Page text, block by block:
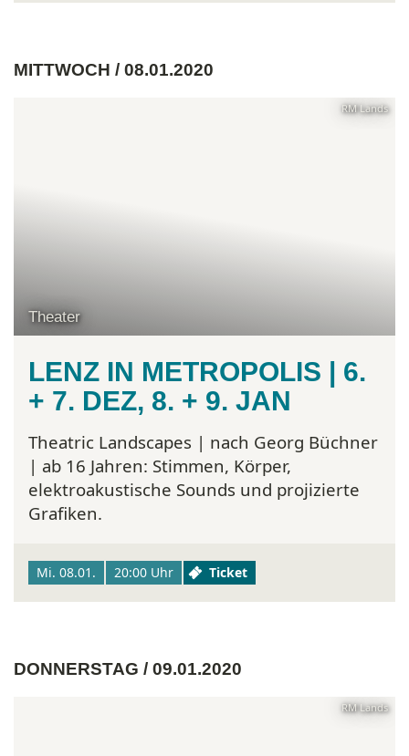
MITTWOCH / 08.01.2020
RM Lands
Theater
LENZ IN METROPOLIS | 6.
+ 7. DEZ, 8. + 9. JAN
Theatric Landscapes | nach Georg Büchner
| ab 16 Jahren: Stimmen, Körper,
elektroakustische Sounds und projizierte
Grafiken.
Mi. 08.01. 20:00 Uhr Ticket
DONNERSTAG / 09.01.2020
RM Lands